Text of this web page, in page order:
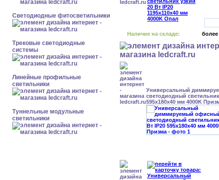
Светодиодные фитосветильники
Трековые светодиодные
системы
Линейные профильные
светильники
Туннельные модульные
светильники
Наличие на складе: более
Универсальный
светодиодный
595x180x40 мм 4000K